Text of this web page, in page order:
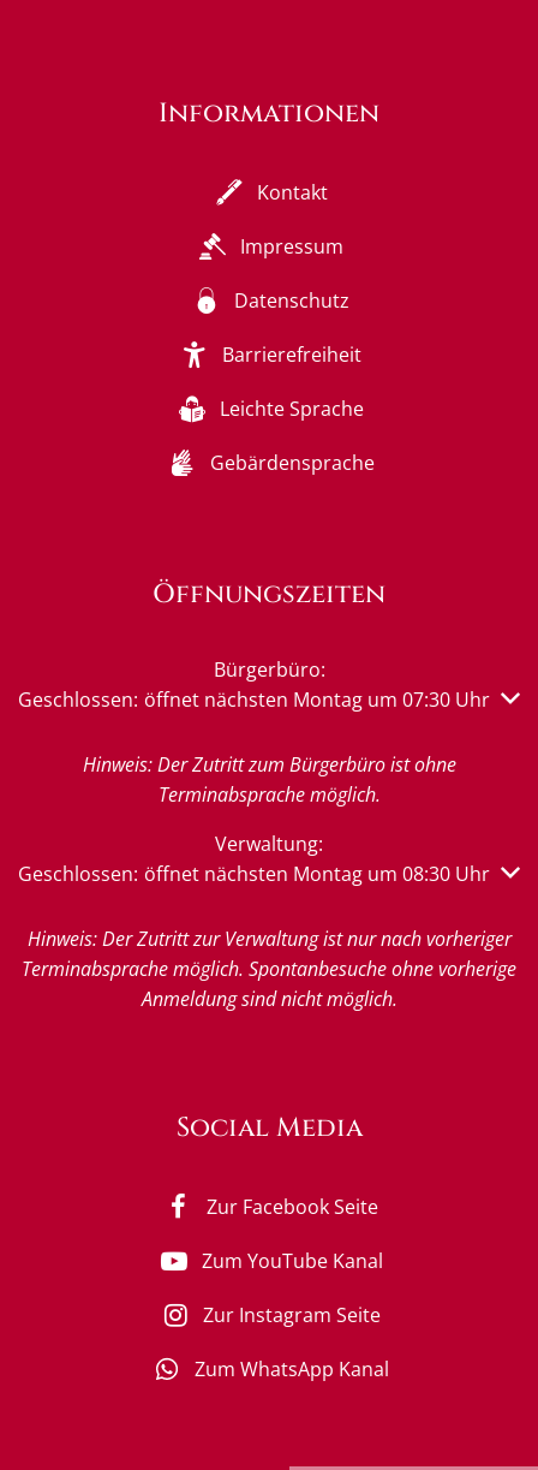
Informationen
Kontakt
Impressum
Datenschutz
Barrierefreiheit
Leichte Sprache
Gebärdensprache
Öffnungszeiten
Bürgerbüro:
Klicken, um weitere Öffnungs- oder Schließzeiten
Geschlossen: öffnet nächsten Montag um 07:30 Uhr
Hinweis: Der Zutritt zum Bürgerbüro ist ohne
Terminabsprache möglich.
Verwaltung:
Klicken, um weitere Öffnungs- oder Schließzeiten
Geschlossen: öffnet nächsten Montag um 08:30 Uhr
Hinweis: Der Zutritt zur Verwaltung ist nur nach vorheriger
Terminabsprache möglich. Spontanbesuche ohne vorherige
Anmeldung sind nicht möglich.
Social Media
Zur Facebook Seite
Zum YouTube Kanal
Zur Instagram Seite
Zum WhatsApp Kanal